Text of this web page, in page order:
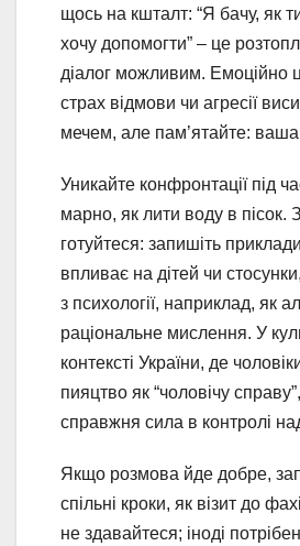
щось на кшталт: “Я бачу, як
хочу допомогти” – це
діалог можливим. Емоційно
страх відмови чи агресії
мечем, але пам’ятайте: ваша
Уникайте конфронтації під
марно, як лити воду в пісок.
готуйтеся: запишіть
впливає на дітей чи
з психології, наприклад, як
раціональне мислення. У
контексті України, де
пияцтво як “чоловічу
справжня сила в контролі
Якщо розмова йде добре,
спільні кроки, як візит до
не здавайтеся; іноді